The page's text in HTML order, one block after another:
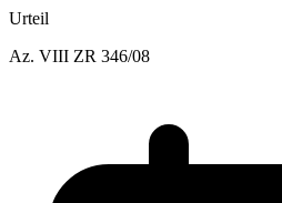
Urteil
Az. VIII ZR 346/08